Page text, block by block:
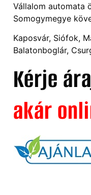
Vállalom automata
Somogymegye
Kaposvár, Siófok,
Balatonboglár,
Kérje
akár